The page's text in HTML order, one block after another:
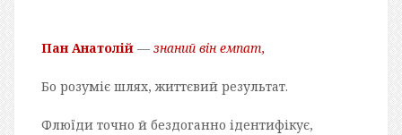
Пан Анатолій — знаний він емпат,
Бо розуміє шлях, життєвий результат.
Флюїди точно й бездоганно ідентифікує,